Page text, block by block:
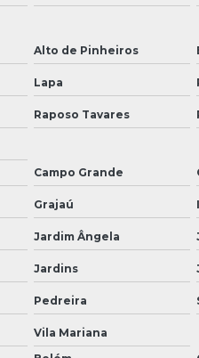
Alto de Pinheiros
Lapa
Raposo Tavares
Campo Grande
Grajaú
Jardim Ângela
Jardins
Pedreira
Vila Mariana